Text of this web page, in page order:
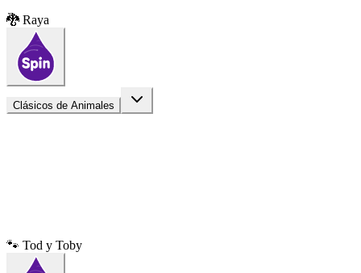
🐉 Raya
Clásicos de Animales
🐾 Tod y Toby